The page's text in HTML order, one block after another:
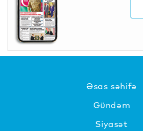
Əsas səhifə
Gündəm
Siyasət